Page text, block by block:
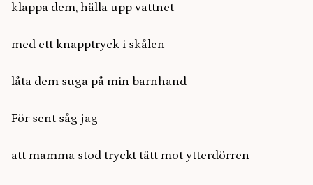
klappa dem, hälla upp vattnet
med ett knapptryck i skålen
låta dem suga på min barnhand
För sent såg jag
att mamma stod tryckt tätt mot ytterdörren